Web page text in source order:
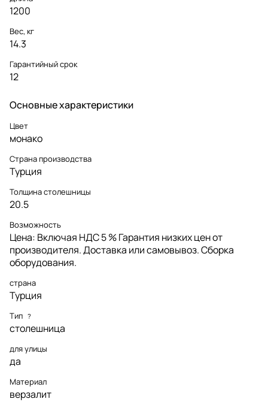
1200
Вес, кг
14.3
Гарантийный срок
12
Основные характеристики
Цвет
монако
Страна производства
Турция
Толщина столешницы
20.5
Возможность
Цена: Включая НДС 5 % Гарантия низких цен от
производителя. Доставка или самовывоз. Сборка
оборудования.
страна
Турция
Тип ?
столешница
для улицы
да
Материал
верзалит